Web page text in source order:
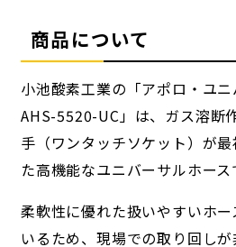
商品について
小池酸素工業の「アポロ・ユ
AHS-5520-UC」は、ガス溶断
手（ワンタッチソケット）が
た高機能なユニバーサルホース
柔軟性に優れた扱いやすいホ
いるため、現場での取り回し